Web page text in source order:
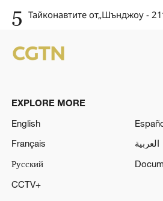
5 Тайкoнавтите от„Шънджоу -
EXPLORE MORE
English
Français
العربية
Русский
CCTV+